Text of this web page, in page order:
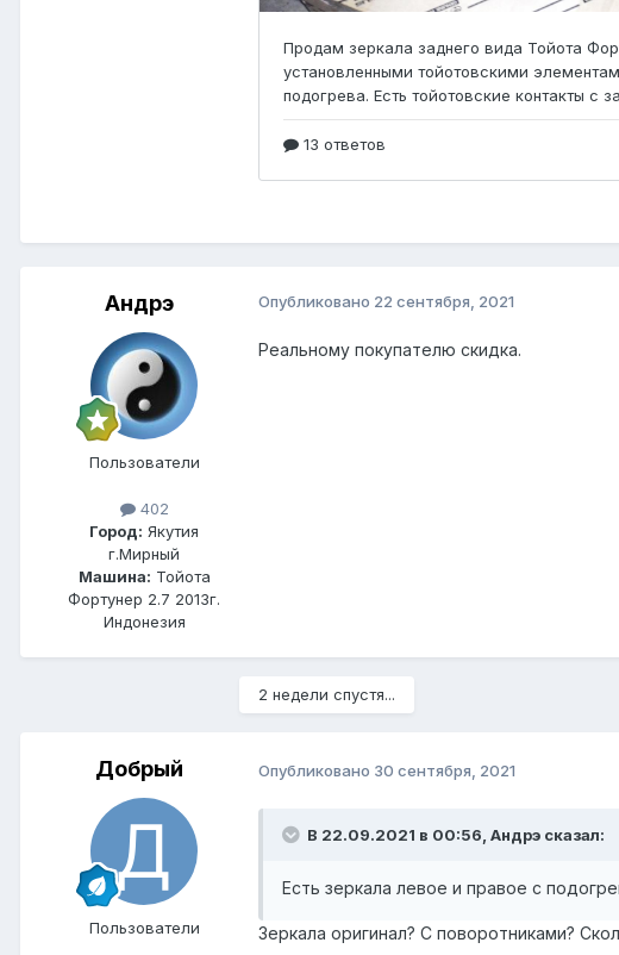
Андрэ
Пользователи
402
Город: Якутия
г.Мирный
Машина: Тойота
Фортунер 2.7 2013г.
Индонезия
Опубликовано 22 сентября, 2021
Реальному покупателю скидка.
2 недели спустя...
Добрый
Пользователи
Опубликовано 30 сентября, 2021
В 22.09.2021 в 00:56, Андрэ сказал:
Есть зеркала левое и правое с
Зеркала оригинал? С поворотниками?